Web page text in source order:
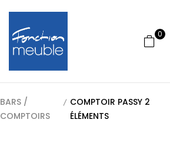
0
BARS /
COMPTOIRS
COMPTOIR PASSY 2
ÉLÉMENTS